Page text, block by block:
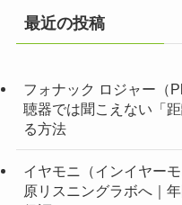
最近の投稿
フォナック ロジャー（
聴器では聞こえない「
る方法
イヤモニ（インイヤー
原リスニングラボへ｜